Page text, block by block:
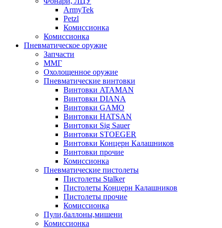
ArmyTek
Petzl
Комиссионка
Комиссионка
Пневматическое оружие
Запчасти
ММГ
Охолощенное оружие
Пневматические винтовки
Винтовки ATAMAN
Винтовки DIANA
Винтовки GAMO
Винтовки HATSAN
Винтовки Sig Sauer
Винтовки STOEGER
Винтовки Концерн Калашников
Винтовки прочие
Комиссионка
Пневматические пистолеты
Пистолеты Stalker
Пистолеты Концерн Калашников
Пистолеты прочие
Комиссионка
Пули,баллоны,мишени
Комиссионка